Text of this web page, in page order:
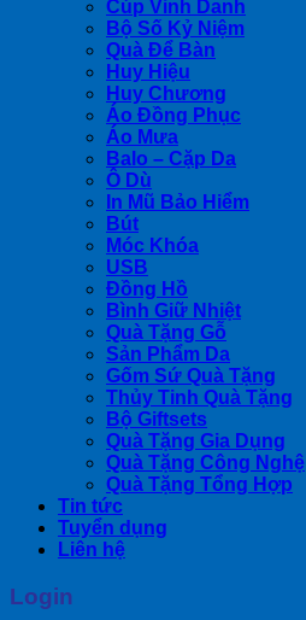
Cúp Vinh Danh
Bộ Số Kỷ Niệm
Quà Để Bàn
Huy Hiệu
Huy Chương
Áo Đồng Phục
Áo Mưa
Balo – Cặp Da
Ô Dù
In Mũ Bảo Hiểm
Bút
Móc Khóa
USB
Đồng Hồ
Bình Giữ Nhiệt
Quà Tặng Gỗ
Sản Phẩm Da
Gốm Sứ Quà Tặng
Thủy Tinh Quà Tặng
Bộ Giftsets
Quà Tặng Gia Dụng
Quà Tặng Công Nghệ
Quà Tặng Tổng Hợp
Tin tức
Tuyển dụng
Liên hệ
Login